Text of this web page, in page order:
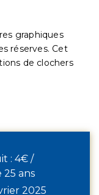
graphiques
réserves. Cet
de clochers
: 4€ /
ans
2025